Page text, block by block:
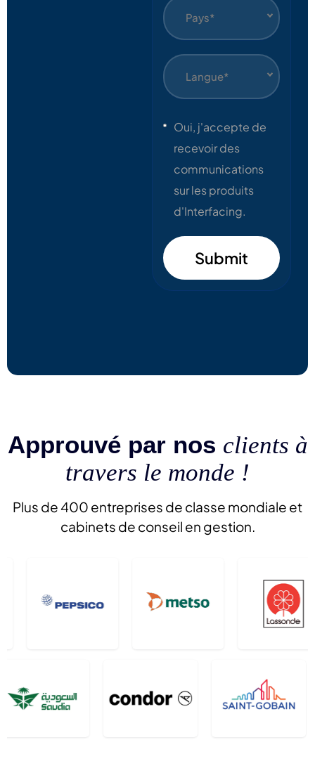
Pays*
Langue*
Oui, j'accepte de
recevoir des
communications
sur les produits
d'Interfacing.
Submit
Approuvé par nos clients à
travers le monde !
Plus de 400 entreprises de classe mondiale et
cabinets de conseil en gestion.